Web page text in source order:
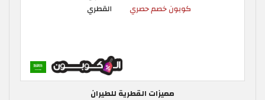
مميزات القطرية للطيران